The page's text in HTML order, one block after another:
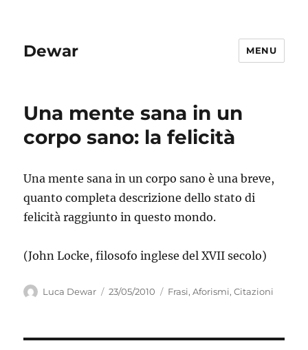
Dewar MENU
Una mente sana in un
corpo sano: la felicità
Una mente sana in un corpo sano è una breve,
quanto completa descrizione dello stato di
felicità raggiunto in questo mondo.
(John Locke, filosofo inglese del XVII secolo)
Autore
Luca Dewar
Pubblicato
23/05/2010 Categorie
Frasi, Aforismi, Citazioni